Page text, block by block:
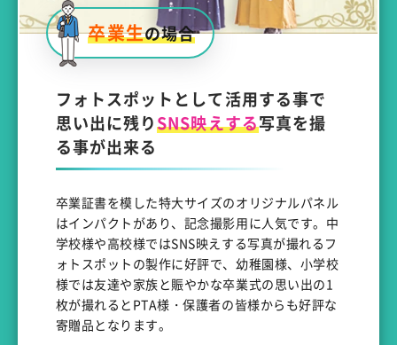
卒業生の場合
フォトスポットとして活用する事で
思い出に残りSNS映えする写真を撮
る事が出来る
卒業証書を模した特大サイズのオリジナルパネル
はインパクトがあり、記念撮影用に人気です。中
学校様や高校様ではSNS映えする写真が撮れるフ
ォトスポットの製作に好評で、幼稚園様、小学校
様では友達や家族と賑やかな卒業式の思い出の1
枚が撮れるとPTA様・保護者の皆様からも好評な
寄贈品となります。